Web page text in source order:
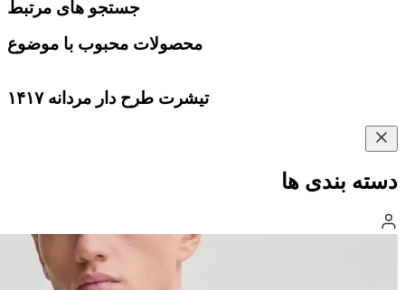
جستجو های مرتبط
محصولات محبوب با موضوع
تیشرت طرح دار مردانه ۱۴۱۷
دسته بندی ها